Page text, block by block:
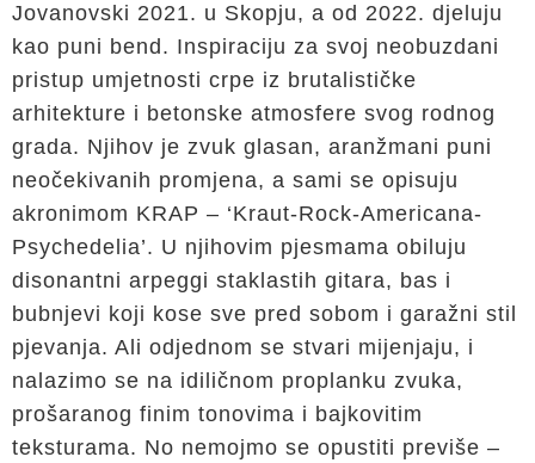
Jovanovski 2021. u Skopju, a od 2022. djeluju
kao puni bend. Inspiraciju za svoj neobuzdani
pristup umjetnosti crpe iz brutalističke
arhitekture i betonske atmosfere svog rodnog
grada. Njihov je zvuk glasan, aranžmani puni
neočekivanih promjena, a sami se opisuju
akronimom KRAP – ‘Kraut-Rock-Americana-
Psychedelia’. U njihovim pjesmama obiluju
disonantni arpeggi staklastih gitara, bas i
bubnjevi koji kose sve pred sobom i garažni stil
pjevanja. Ali odjednom se stvari mijenjaju, i
nalazimo se na idiličnom proplanku zvuka,
prošaranog finim tonovima i bajkovitim
teksturama. No nemojmo se opustiti previše –